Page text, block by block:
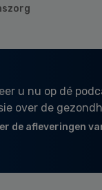
u nu op dé
over de
de afleveringen